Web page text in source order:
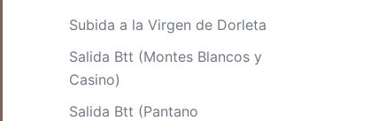
Subida a la Virgen de Dorleta
Salida Btt (Montes Blancos y
Casino)
Salida Btt (Pantano